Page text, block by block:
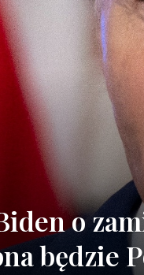
o
będzie